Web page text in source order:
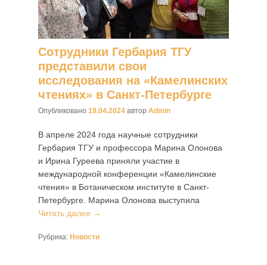
Сотрудники Гербария ТГУ
представили свои
исследования на «Камелинских
чтениях» в Санкт-Петербурге
Опубликовано 19.04.2024 автор Admin
В апреле 2024 года научные сотрудники
Гербария ТГУ и профессора Марина Олонова
и Ирина Гуреева приняли участие в
международной конференции «Камелинские
чтения» в Ботаническом институте в Санкт-
Петербурге. Марина Олонова выступила
Читать далее →
Рубрика: Новости